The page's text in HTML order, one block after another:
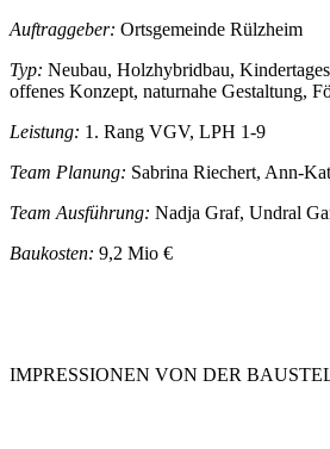
Auftraggeber: Ortsgemeinde Rülzheim
Typ: Neubau, Holzhybridbau,
offenes Konzept, naturnahe Gestaltung,
Leistung: 1. Rang VGV, LPH 1-9
Team Planung: Sabrina Riechert, Ann-
Team Ausführung: Nadja Graf, Undral
Baukosten: 9,2 Mio €
IMPRESSIONEN VON DER